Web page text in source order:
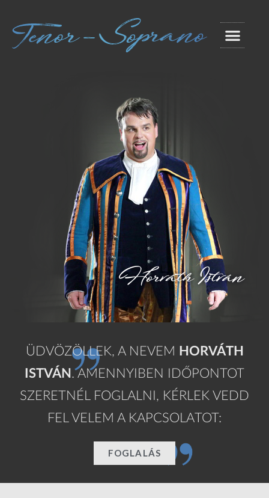
ÜDVÖZÖLLEK, A NEVEM HORVÁTH
ISTVÁN . AMENNYIBEN IDŐPONTOT
SZERETNÉL FOGLALNI, KÉRLEK VEDD
FEL VELEM A KAPCSOLATOT:
FOGLALÁS